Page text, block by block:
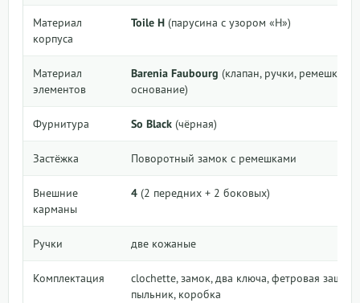
Материал
корпуса
Toile H (парусина с узором «H»)
Материал
элементов
Barenia Faubourg (клапан, ручки, ремешки,
основание)
Фурнитура So Black (чёрная)
Застёжка Поворотный замок с ремешками
Внешние
карманы
4 (2 передних + 2 боковых)
Ручки две кожаные
Комплектация
clochette, замок, два ключа, фетровая защита,
пыльник, коробка